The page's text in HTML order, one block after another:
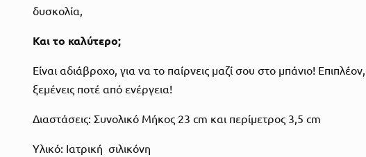
δυσκολία,
Και το καλύτερο;
Είναι αδιάβροχο, για να το παίρνεις μαζί σου στο μπάνιο!
ξεμένεις ποτέ από ενέργεια!
Διαστάσεις: Συνολικό Μήκος 23 cm και περίμετρος 3,5 cm
Υλικό: Ιατρική σιλικόνη